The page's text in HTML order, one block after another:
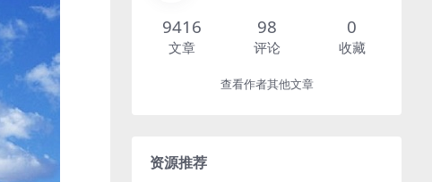
9416
文章
98
评论
0
收藏
查看作者其他文章
资源推荐